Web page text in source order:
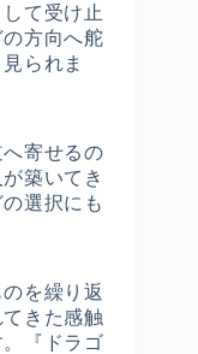
て受け止
方向へ舵
られま
寄せるの
築いてき
選択にも
を繰り返
きた感触
『ドラゴ